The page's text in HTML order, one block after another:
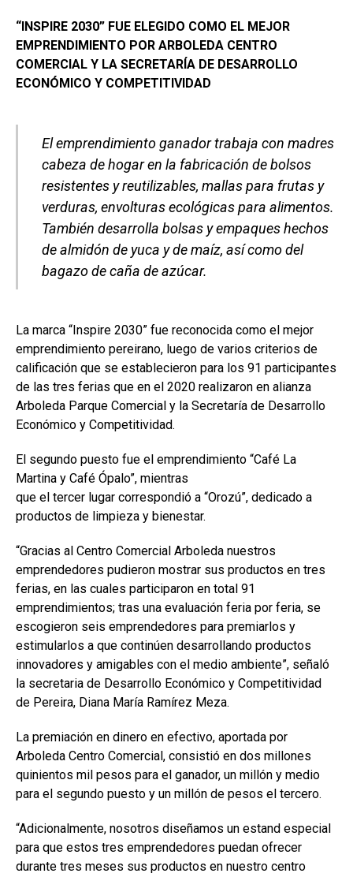
“INSPIRE 2030” FUE ELEGIDO COMO EL MEJOR
EMPRENDIMIENTO POR ARBOLEDA CENTRO
COMERCIAL Y LA SECRETARÍA DE DESARROLLO
ECONÓMICO Y COMPETITIVIDAD
El emprendimiento ganador trabaja con madres
cabeza de hogar en la fabricación de bolsos
resistentes y reutilizables, mallas para frutas y
verduras, envolturas ecológicas para alimentos.
También desarrolla bolsas y empaques hechos
de almidón de yuca y de maíz, así como del
bagazo de caña de azúcar.
La marca “Inspire 2030” fue reconocida como el mejor
emprendimiento pereirano, luego de varios criterios de
calificación que se establecieron para los 91 participantes
de las tres ferias que en el 2020 realizaron en alianza
Arboleda Parque Comercial y la Secretaría de Desarrollo
Económico y Competitividad.
El segundo puesto fue el emprendimiento “Café La
Martina y Café Ópalo”, mientras
que el tercer lugar correspondió a “Orozú”, dedicado a
productos de limpieza y bienestar.
“Gracias al Centro Comercial Arboleda nuestros
emprendedores pudieron mostrar sus productos en tres
ferias, en las cuales participaron en total 91
emprendimientos; tras una evaluación feria por feria, se
escogieron seis emprendedores para premiarlos y
estimularlos a que continúen desarrollando productos
innovadores y amigables con el medio ambiente”, señaló
la secretaria de Desarrollo Económico y Competitividad
de Pereira, Diana María Ramírez Meza.
La premiación en dinero en efectivo, aportada por
Arboleda Centro Comercial, consistió en dos millones
quinientos mil pesos para el ganador, un millón y medio
para el segundo puesto y un millón de pesos el tercero.
“Adicionalmente, nosotros diseñamos un estand especial
para que estos tres emprendedores puedan ofrecer
durante tres meses sus productos en nuestro centro